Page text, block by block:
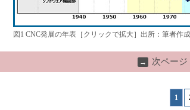
図1 CNC発展の年表［クリックで拡大］出所：筆者作成
→ 次ページ
1